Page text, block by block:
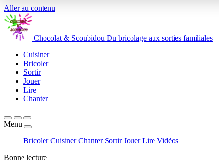
Aller au contenu
Chocolat & Scoubidou Du bricolage aux sorties familiales
Cuisiner
Bricoler
Sortir
Jouer
Lire
Chanter
Menu
Bricoler Cuisiner Chanter Sortir Jouer Lire Vidéos
Bonne lecture